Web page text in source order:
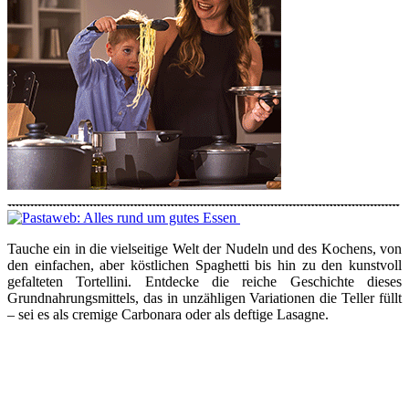
Tauche ein in die vielseitige Welt der Nudeln und des Kochens, von
den einfachen, aber köstlichen Spaghetti bis hin zu den kunstvoll
gefalteten Tortellini. Entdecke die reiche Geschichte dieses
Grundnahrungsmittels, das in unzähligen Variationen die Teller füllt
– sei es als cremige Carbonara oder als deftige Lasagne.